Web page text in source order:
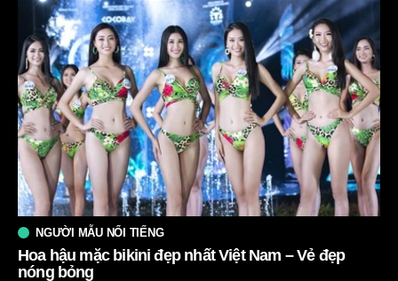
NGƯỜI MẪU NỔI TIẾNG
Hoa hậu mặc bikini đẹp nhất Việt Nam – Vẻ đẹp
nóng bỏng